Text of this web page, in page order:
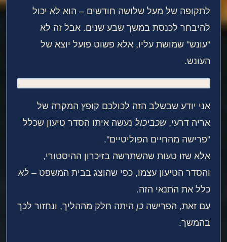
לתקופה של מעל שלושה חודשים – הוא לא יכול
להיבחר לכנסת במשך שבע שנים. אבל זה לא
"עונש" שמושת עליו, אלא פשוט פועל יוצא של
העונש.
אני יודע שבשלב הזה לכולכם קופץ המקרה של
אריה דרעי,שכביכול נעשה איתו הסדר טיעון שכלל
"פרישה מהחיים הפוליטיים".
אלא שזו טעות שהשתרשה בזיכרון ההיסטורי,
והסדר הטיעון עצמו, כפי שהוצג בבית המשפט –לא
כלל את התנאי הזה.
עם זאת, הפרישהכן היתה חלק מההליך, ונחזור לכך
בהמשך.